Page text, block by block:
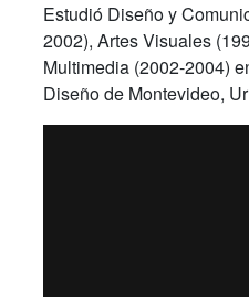
Estudió Diseño y
2002), Artes Visuales
Multimedia (2002-2004)
Diseño de Montevideo,